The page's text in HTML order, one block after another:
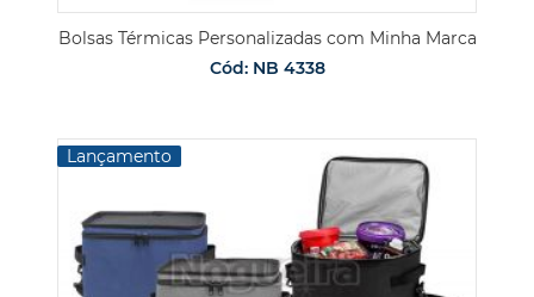
Bolsas Térmicas Personalizadas com Minha Marca
Cód: NB 4338
Lançamento